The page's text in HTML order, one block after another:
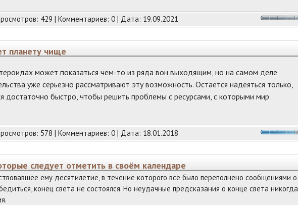
429 | Комментариев: 0 | Дата: 19.09.2021
планету чище
может показаться чем-то из ряда вон выходящим, но на самом деле
уже серьезно рассматривают эту возможность. Остается надеяться только,
достаточно быстро, чтобы решить проблемы с ресурсами, с которыми мир
578 | Комментариев: 0 | Дата: 18.01.2018
следует отметить в своём календаре
ему десятилетие, в течение которого всё было переполнено сообщениями о
конец света не состоялся. Но неудачные предсказания о конце света никогда